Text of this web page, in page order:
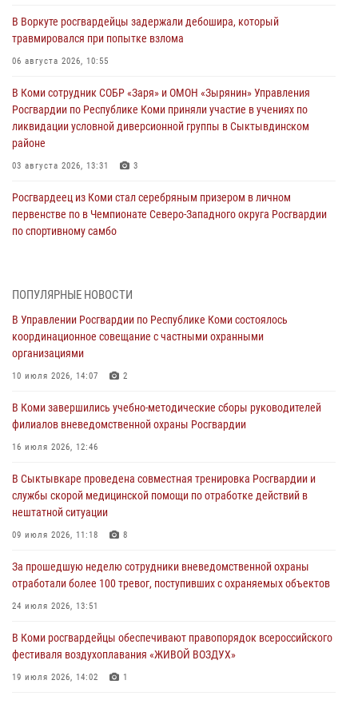
В Воркуте росгвардейцы задержали дебошира, который
травмировался при попытке взлома
06 августа 2026, 10:55
В Коми сотрудник СОБР «Заря» и ОМОН «Зырянин» Управления
Росгвардии по Республике Коми приняли участие в учениях по
ликвидации условной диверсионной группы в Сыктывдинском
районе
03 августа 2026, 13:31 3
Росгвардеец из Коми стал серебряным призером в личном
первенстве по в Чемпионате Северо-Западного округа Росгвардии
по спортивному самбо
законодательстве в сфере оборота оружия и продолжают изымать
оружие за нарушения
02 августа 2026, 06:17
В Койгородском районе местный житель обратился в Росгвардию
31 июля 2026, 10:55
Временно исполняющий обязанности начальника Управления
31 июля 2026, 06:57 8
В Усинске росгвардейцы оперативно отработали план «Квартал»
30 июля 2026, 13:53
В Санкт-Петербурге прошел окружной этап ежегодного
Всероссийского конкурса профессионального мастерства среди
сотрудников вневедомственной охраны Росгвардии
ПОПУЛЯРНЫЕ НОВОСТИ
В Управлении Росгвардии по Республике Коми состоялось
координационное совещание с частными охранными
организациями
10 июля 2026, 14:07 2
В Коми завершились учебно-методические сборы руководителей
филиалов вневедомственной охраны Росгвардии
16 июля 2026, 12:46
В Сыктывкаре проведена совместная тренировка Росгвардии и
службы скорой медицинской помощи по отработке действий в
нештатной ситуации
09 июля 2026, 11:18 8
За прошедшую неделю сотрудники вневедомственной охраны
отработали более 100 тревог, поступивших с охраняемых объектов
24 июля 2026, 13:51
В Коми росгвардейцы обеспечивают правопорядок всероссийского
фестиваля воздухоплавания «ЖИВОЙ ВОЗДУХ»
19 июля 2026, 14:02 1